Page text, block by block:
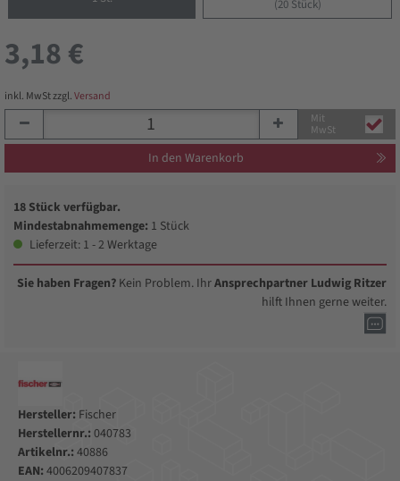
(20 Stück)
3,18 €
inkl. MwSt zzgl.Versand
Mit
MwSt
In den Warenkorb
18 Stück verfügbar.
Mindestabnahmemenge: 1 Stück
Lieferzeit: 1 - 2 Werktage
Sie haben Fragen? Kein Problem. IhrAnsprechpartner Ludwig Ritzer
hilft Ihnen gerne weiter.
Hersteller: Fischer
Herstellernr.: 040783
Artikelnr.: 40886
EAN: 4006209407837